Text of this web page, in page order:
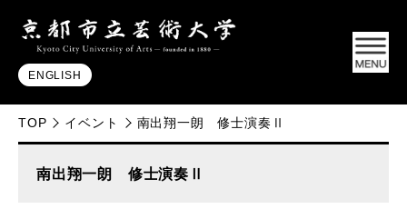
ENGLISH
TOP イベント 南出翔一朗 修士演奏Ⅱ
南出翔一朗 修士演奏Ⅱ